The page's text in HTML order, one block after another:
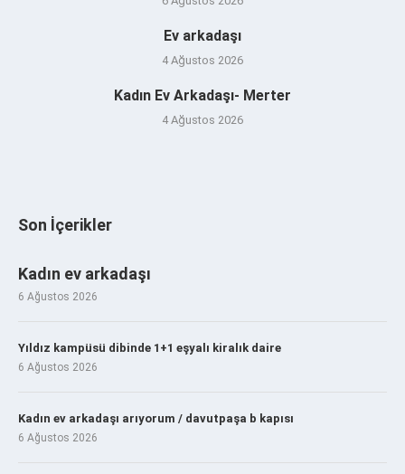
Ev arkadaşı
4 Ağustos 2026
Kadın Ev Arkadaşı- Merter
4 Ağustos 2026
Son İçerikler
Kadın ev arkadaşı
6 Ağustos 2026
Yıldız kampüsü dibinde 1+1 eşyalı kiralık daire
6 Ağustos 2026
Kadın ev arkadaşı arıyorum / davutpaşa b kapısı
6 Ağustos 2026